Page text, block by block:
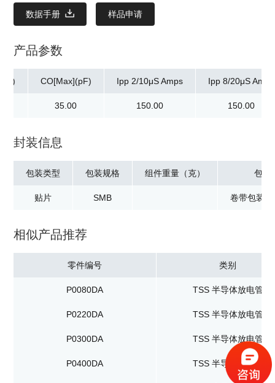
数据手册 样品申请
产品参数
CO[Max](pF)
35.00
Ipp 2/10μS Amps
150.00
Ipp 8/20μS Amps
150.00
封装信息
包装类型
贴片
包装规格
SMB
组件重量（克） 包装
卷带包装
相似产品推荐
零件编号 类别
P0080DA TSS 半导体放电管
P0220DA TSS 半导体放电管
P0300DA TSS 半导体放电管
P0400DA TSS 半导体放电管